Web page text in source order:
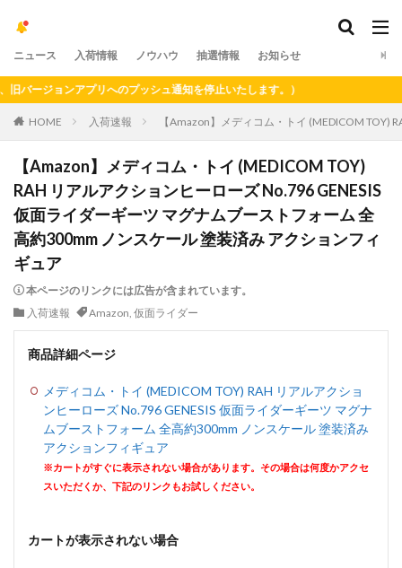
ニュース 入荷情報 ノウハウ 抽選情報 お知らせ
ョンアプリへのプッシュ通知を停止いたします。）
HOME 入荷速報 【Amazon】メディコム・トイ (MEDICOM TOY)
【Amazon】メディコム・トイ (MEDICOM TOY)
RAH リアルアクションヒーローズ No.796 GENESIS
仮面ライダーギーツ マグナムブーストフォーム 全
高約300mm ノンスケール 塗装済み アクションフィ
ギュア
本ページのリンクには広告が含まれています。
入荷速報
Amazon, 仮面ライダー
商品詳細ページ
メディコム・トイ (MEDICOM TOY) RAH リアルアクショ
ンヒーローズ No.796 GENESIS 仮面ライダーギーツ マグナ
ムブーストフォーム 全高約300mm ノンスケール 塗装済み
アクションフィギュア
※カートがすぐに表示されない場合があります。その場合は何度かアクセ
スいただくか、下記のリンクもお試しください。
カートが表示されない場合